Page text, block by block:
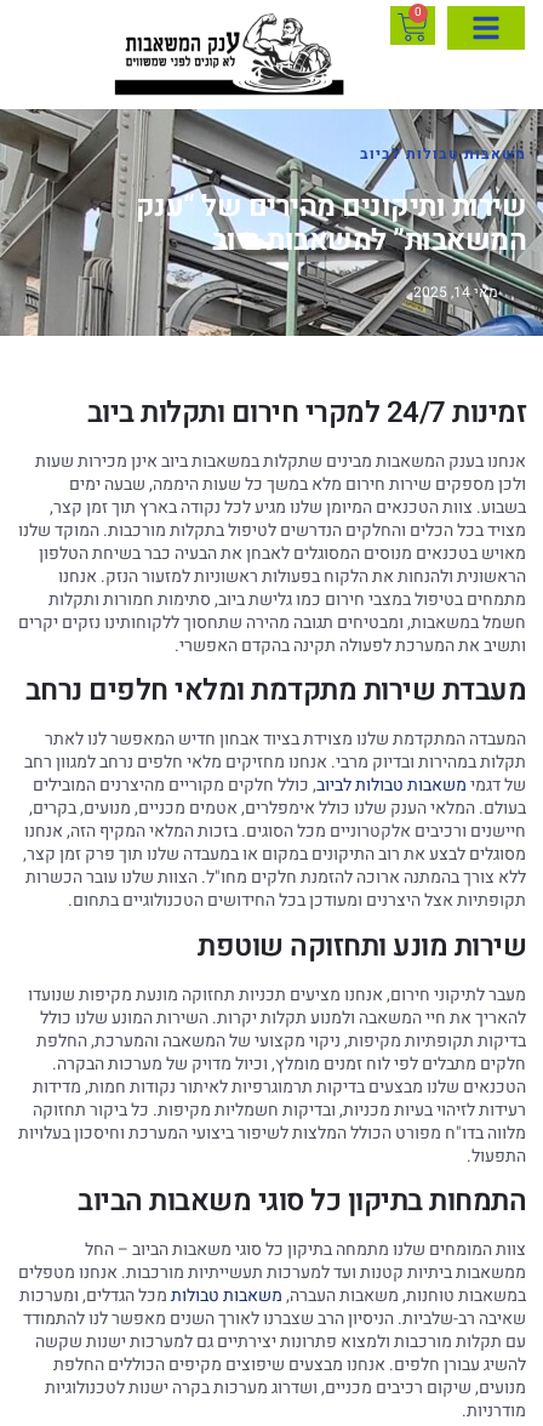
0
משאבות טבולות לביוב
שירות ותיקונים מהירים של “ענק
המשאבות” למשאבות ביוב
מאי 14, 2025
זמינות 24/7 למקרי חירום ותקלות ביוב
אנחנו בענק המשאבות מבינים שתקלות במשאבות ביוב אינן מכירות שעות
ולכן מספקים שירות חירום מלא במשך כל שעות היממה, שבעה ימים
בשבוע. צוות הטכנאים המיומן שלנו מגיע לכל נקודה בארץ תוך זמן קצר,
מצויד בכל הכלים והחלקים הנדרשים לטיפול בתקלות מורכבות. המוקד שלנו
מאויש בטכנאים מנוסים המסוגלים לאבחן את הבעיה כבר בשיחת הטלפון
הראשונית ולהנחות את הלקוח בפעולות ראשוניות למזעור הנזק. אנחנו
מתמחים בטיפול במצבי חירום כמו גלישת ביוב, סתימות חמורות ותקלות
חשמל במשאבות, ומבטיחים תגובה מהירה שתחסוך ללקוחותינו נזקים יקרים
ותשיב את המערכת לפעולה תקינה בהקדם האפשרי.
מעבדת שירות מתקדמת ומלאי חלפים נרחב
המעבדה המתקדמת שלנו מצוידת בציוד אבחון חדיש המאפשר לנו לאתר
תקלות במהירות ובדיוק מרבי. אנחנו מחזיקים מלאי חלפים נרחב למגוון רחב
של דגמימשאבות טבולות לביוב, כולל חלקים מקוריים מהיצרנים המובילים
בעולם. המלאי הענק שלנו כולל אימפלרים, אטמים מכניים, מנועים, בקרים,
חיישנים ורכיבים אלקטרוניים מכל הסוגים. בזכות המלאי המקיף הזה, אנחנו
מסוגלים לבצע את רוב התיקונים במקום או במעבדה שלנו תוך פרק זמן קצר,
ללא צורך בהמתנה ארוכה להזמנת חלקים מחו"ל. הצוות שלנו עובר הכשרות
תקופתיות אצל היצרנים ומעודכן בכל החידושים הטכנולוגיים בתחום.
שירות מונע ותחזוקה שוטפת
מעבר לתיקוני חירום, אנחנו מציעים תכניות תחזוקה מונעת מקיפות שנועדו
להאריך את חיי המשאבה ולמנוע תקלות יקרות. השירות המונע שלנו כולל
בדיקות תקופתיות מקיפות, ניקוי מקצועי של המשאבה והמערכת, החלפת
חלקים מתבלים לפי לוח זמנים מומלץ, וכיול מדויק של מערכות הבקרה.
הטכנאים שלנו מבצעים בדיקות תרמוגרפיות לאיתור נקודות חמות, מדידות
רעידות לזיהוי בעיות מכניות, ובדיקות חשמליות מקיפות. כל ביקור תחזוקה
מלווה בדו"ח מפורט הכולל המלצות לשיפור ביצועי המערכת וחיסכון בעלויות
התפעול.
התמחות בתיקון כל סוגי משאבות הביוב
צוות המומחים שלנו מתמחה בתיקון כל סוגי משאבות הביוב – החל
ממשאבות ביתיות קטנות ועד למערכות תעשייתיות מורכבות. אנחנו מטפלים
במשאבות טוחנות, משאבות העברה,משאבות טבולותמכל הגדלים, ומערכות
שאיבה רב-שלביות. הניסיון הרב שצברנו לאורך השנים מאפשר לנו להתמודד
עם תקלות מורכבות ולמצוא פתרונות יצירתיים גם למערכות ישנות שקשה
להשיג עבורן חלפים. אנחנו מבצעים שיפוצים מקיפים הכוללים החלפת
מנועים, שיקום רכיבים מכניים, ושדרוג מערכות בקרה ישנות לטכנולוגיות
מודרניות.